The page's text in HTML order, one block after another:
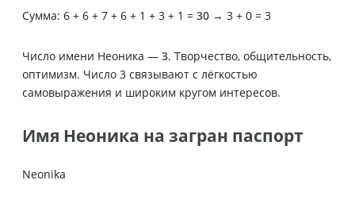
Сумма: 6 + 6 + 7 + 6 + 1 + 3 + 1 = 30 → 3 + 0 = 3
Число имени Неоника — 3. Творчество, общительность,
оптимизм. Число 3 связывают с лёгкостью
самовыражения и широким кругом интересов.
Имя Неоника на загран паспорт
Neonika